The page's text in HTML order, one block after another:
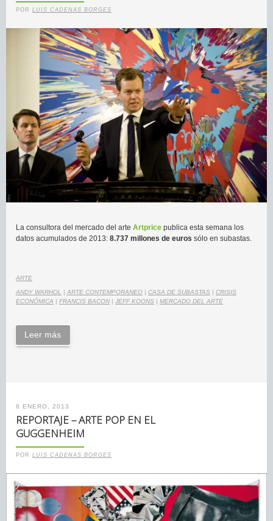
POR LUIS CADENAS BORGES
La consultora del mercado del arte Artprice publica esta semana los
datos acumulados de 2013: 8.737 millones de euros sólo en subastas.
ARTE
ANDY WARHOL | ARTE CONTEMPORANEO | CASA DE SUBASTAS | CRISIS
ECONÓMICA | FRANCIS BACON | JEFF KOONS | MERCADO DEL ARTE
Leer más
8 ENERO, 2013
REPORTAJE – ARTE POP EN EL
GUGGENHEIM
POR LUIS CADENAS BORGES